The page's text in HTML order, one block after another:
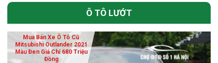
Ô TÔ LƯỚT
Mua Bán Xe Ô Tô Cũ
Mitsubishi Outlander 2021
Màu Đen Giá Chỉ 680 Triệu
Đồng